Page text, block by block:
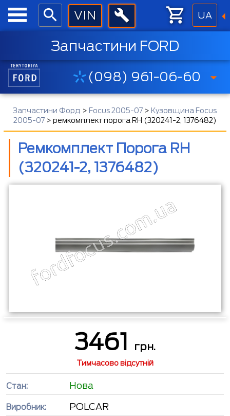
UA
Запчастини FORD
(098) 961-06-60
Запчастини Форд > Focus 2005-07 > Кузовщина Focus
2005-07> ремкомплект порога RH (320241-2, 1376482)
Ремкомплект Порога RH
(320241-2, 1376482)
3461 грн.
Тимчасово відсутній
Стан: Нова
Виробник: POLCAR